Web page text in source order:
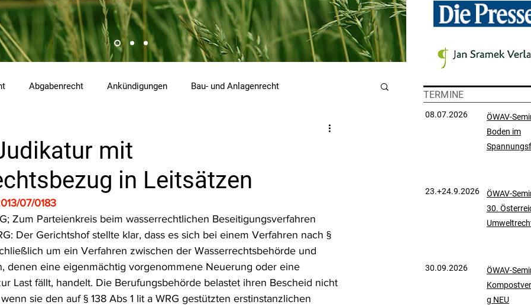
Abgabenrecht Ankündigungen Bau- und Anlagenrecht
Raumordnungs- und Planungsrecht RdU
Umweltinformationen
Verkehr- und Transportrecht
mit
in Leitsätzen
07/0183
Zum Parteienkreis beim wasserrechtlichen Beseitigungsverfahren
Der Gerichtshof stellte klar, dass es sich bei einem Verfahren nach §
um ein Verfahren zwischen der Wasserrechtsbehörde und
denen eine eigenmächtig vorgenommene Neuerung oder eine
Last fällt, handelt. Die Berufungsbehörde belastet ihren Bescheid nicht
sie den auf § 138 Abs 1 lit a WRG gestützten erstinstanzlichen
08.07.2026
ÖWAV-
Boden im
23.+24.9.2026
ÖWAV-
30.
30.09.2026
ÖWAV-
g NEU
TERMINE